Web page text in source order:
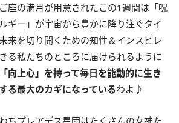
座の満月が用意されたこの1週間は「呪
ギー」が宇宙から豊かに降り注ぐタイ
を切り開くための知性＆インスピレ
る私たちのところに届けられるように
「向上心」を持って毎日を能動的に生き
る最大のカギになっているわよ♪
ちプレアデス星団はたくさんの女神た